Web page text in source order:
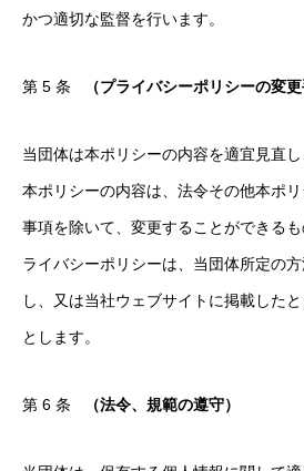
かつ適切な監督を行います。
第 5 条 （プライバシーポリシーの変更
当団体は本ポリシーの内容を適宜見直し
本ポリシーの内容は、法令その他本ポ
事項を除いて、変更することができる
ライバシーポリシーは、当団体所定の
し、又は当社ウェブサイトに掲載した
とします。
第 6 条 （法令、規範の遵守）